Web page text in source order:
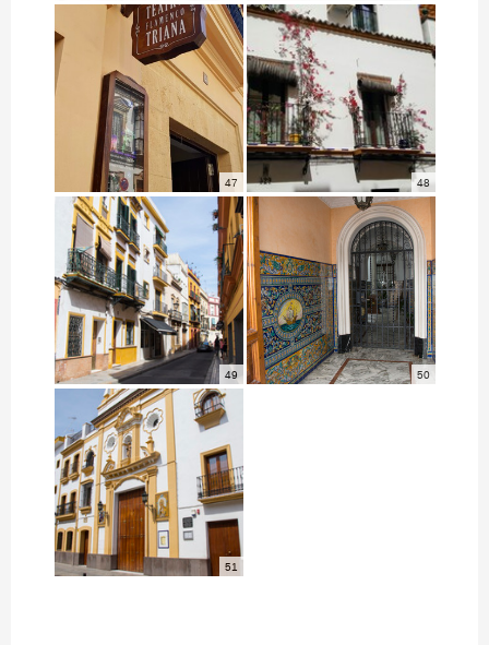
47 48
49 50
51